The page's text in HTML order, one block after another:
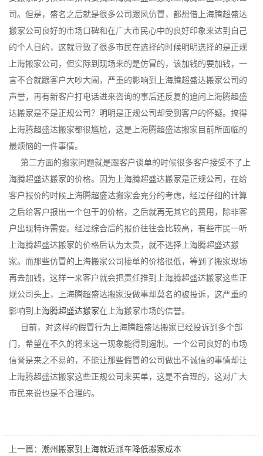
司。但是，盛名之后就是很多公司跟风仿冒，都想借上海腾超盛达
搬家公司良好的市场口碑和在广大市民心中的良好印象来达到自己
的个人目的，这就导致了很多市民在选择的时候明明选择的是正规
上海搬家公司，但实际到现场来的是仿冒的，该加钱的要加钱，一
言不合就跟客户大吵大闹，严重的影响到上海腾超盛达搬家公司的
声誉，再有新客户打电话进来咨询的事后还反复的追问上海腾超盛
达搬家是不是正规公司？明明是正规公司却受到客户的怀疑。搞得
上海腾超盛达搬家都很尴尬，这是上海腾超盛达搬家目前所面临的
最烦恼的一件事情。
第二方面的搬家问题就是跟客户谈单的时候很多客户接受不了上
海腾超盛达搬家的价格。因为上海腾超盛达搬家是正规公司，在给
客户报价的时候上海腾超盛达搬家会充分的考虑，经过仔细的计算
之后给客户报出一个包干的价格，之后就再无其它的费用，除非客
户出现特许需要。经过综合后的报价往往会比较高，有些市民一听
上海腾超盛达搬家的价格后认为太贵，就不选择上海腾超盛达搬
家。而那些仿冒的上海搬家公司接单的价格很低，等到了搬家现场
再去加钱，这样一来客户就会把责任推到上海腾超盛达搬家这些正
规公司头上，上海腾超盛达搬家没做事却莫名的被投诉，这严重的
影响到
上海腾超盛达搬家在上海搬家市场的信誉。
目前，对这样的假冒行为上海腾超盛达搬家已经投诉到多个部
门，希望在不久的将来这一现象能得到遏制。一个公司良好的市场
信誉是来之不易的，不能让那些假冒的公司做出不诚信的事情却让
上海腾超盛达搬家这些正规公司来买单，这是不合理的，这对广大
市民来说也是不合理的。
上一篇： 潮州搬家到上海就近派车降低搬家成本